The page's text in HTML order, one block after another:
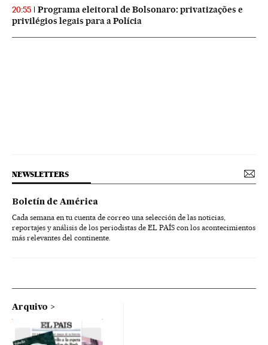
20:55
Programa eleitoral de Bolsonaro: privatizações e
privilégios legais para a Polícia
NEWSLETTERS
Boletín de América
Cada semana en tu cuenta de correo una selección de las noticias,
reportajes y análisis de los periodistas de EL PAÍS con los acontecimientos
más relevantes del continente.
Arquivo